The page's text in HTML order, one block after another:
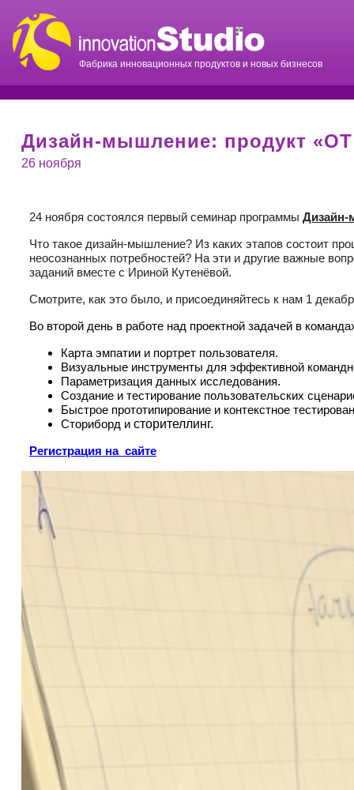
Фабрика инновационных продуктов и новых бизнесов
Дизайн-мышление: продукт
26 ноября
24 ноября состоялся первый семинар программы Дизайн-
Что такое дизайн-мышление? Из каких этапов состоит
неосознанных потребностей? На эти и другие важные
заданий вместе с Ириной Кутенёвой.
Смотрите, как это было, и присоединяйтесь к нам 1
Во второй день в работе над проектной задачей в
Карта эмпатии и портрет пользователя.
Визуальные инструменты для эффективной
Параметризация данных исследования.
Создание и тестирование пользовательских
Быстрое прототипирование и контекстное
Сториборд и сторителлинг.
Регистрация на сайте